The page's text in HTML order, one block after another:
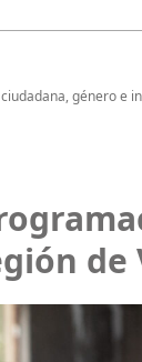
género e
de